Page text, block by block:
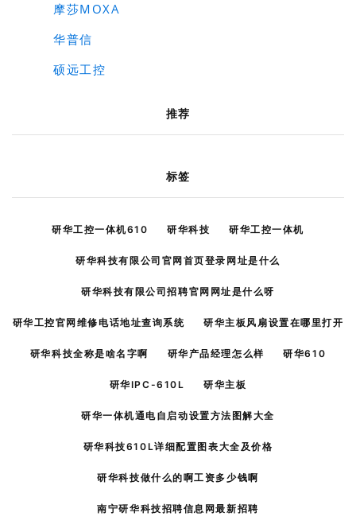
摩莎MOXA
华普信
硕远工控
推荐
标签
研华工控一体机610 研华科技 研华工控一体机
研华科技有限公司官网首页登录网址是什么
研华科技有限公司招聘官网网址是什么呀
研华工控官网维修电话地址查询系统 研华主板风扇设置在哪里打开
研华科技全称是啥名字啊 研华产品经理怎么样 研华610
研华IPC-610L 研华主板
研华一体机通电自启动设置方法图解大全
研华科技610L详细配置图表大全及价格
研华科技做什么的啊工资多少钱啊
南宁研华科技招聘信息网最新招聘